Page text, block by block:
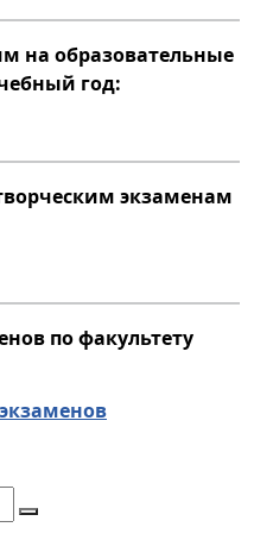
на образовательные
год:
экзаменам
по факультету